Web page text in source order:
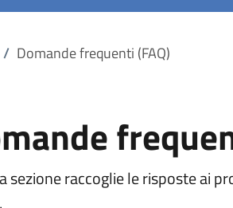
/ Domande frequenti (FAQ)
sezione raccoglie le risposte ai